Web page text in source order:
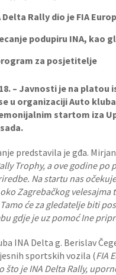
Rally dio je FIA
podupiru INA, kao
za posjetitelje
– Javnosti je na platou
u organizaciji Auto
startom iza
predstavila je gđa.
Trophy, a ove godine
Na startu nas
Zagrebačkog velesajma
će za gledatelje biti
gdje je uz pomoć Ine
INA Delta g. Berislav
sportskih vozila (FIA
što je INA Delta Rally,